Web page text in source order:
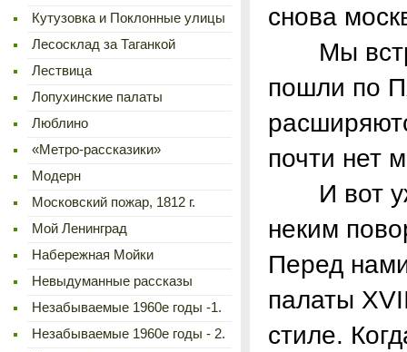
Кутузовка и Поклонные улицы
Лесосклад за Таганкой
Лествица
Лопухинские палаты
Люблино
«Метро-рассказики»
Модерн
Московский пожар, 1812 г.
Мой Ленинград
Набережная Мойки
Невыдуманные рассказы
Незабываемые 1960е годы -1.
Незабываемые 1960е годы - 2.
снова
Мы
пошли по
почти нет
И вот
неким
Перед
палаты
стиле.